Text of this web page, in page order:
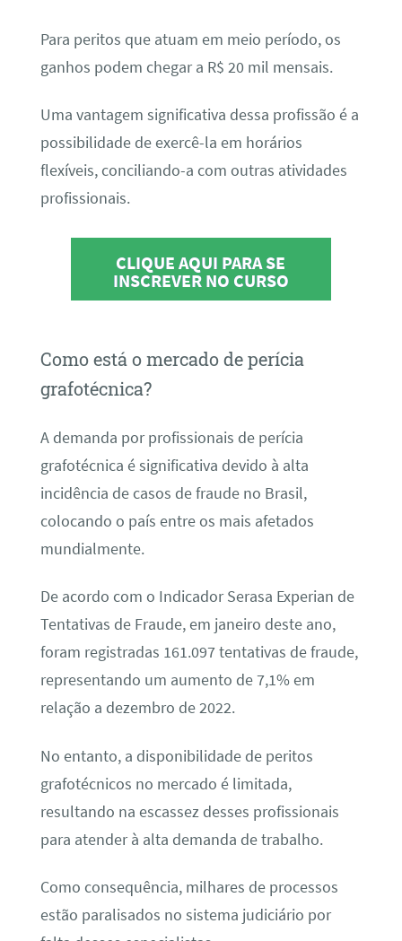
Para peritos que atuam em meio período, os
ganhos podem chegar a R$ 20 mil mensais.
Uma vantagem significativa dessa profissão é a
possibilidade de exercê-la em horários
flexíveis, conciliando-a com outras atividades
profissionais.
CLIQUE AQUI PARA SE
INSCREVER NO CURSO
Como está o mercado de perícia
grafotécnica?
A demanda por profissionais de perícia
grafotécnica é significativa devido à alta
incidência de casos de fraude no Brasil,
colocando o país entre os mais afetados
mundialmente.
De acordo com o Indicador Serasa Experian de
Tentativas de Fraude, em janeiro deste ano,
foram registradas 161.097 tentativas de fraude,
representando um aumento de 7,1% em
relação a dezembro de 2022.
No entanto, a disponibilidade de peritos
grafotécnicos no mercado é limitada,
resultando na escassez desses profissionais
para atender à alta demanda de trabalho.
Como consequência, milhares de processos
estão paralisados no sistema judiciário por